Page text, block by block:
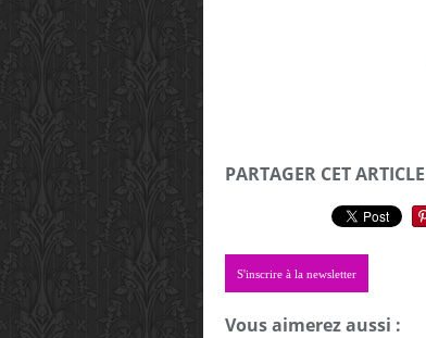
PARTAGER CET ARTICLE
S'inscrire à la newsletter
Vous aimerez aussi :